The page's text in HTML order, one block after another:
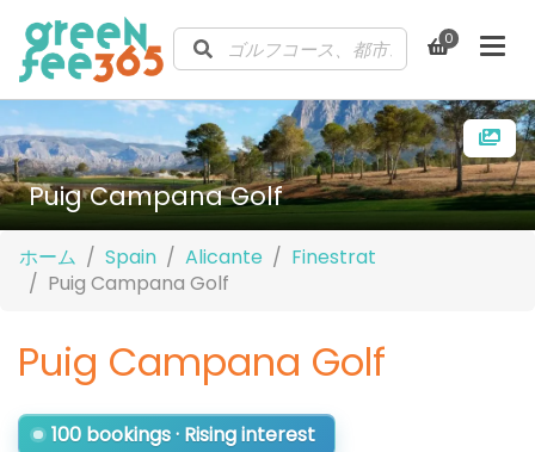
0
Puig Campana Golf
ホーム Spain Alicante
Finestrat
Puig Campana Golf
Puig Campana Golf
100 bookings · Rising interest